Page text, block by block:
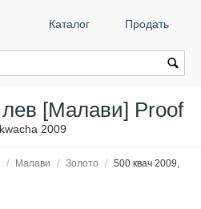
Каталог Продать
лев [Малави] Proof
2009
/ Малави / Золото / 500 квач 2009,